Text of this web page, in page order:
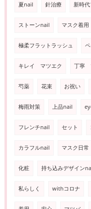
夏nail 針治療 新時
ストーンnail マスク着用
極柔フラットラッシュ
キレイ マツエク 丁寧
芍薬 花束 お祝い
梅雨対策 上品nail
フレンチnail セット
カラフルnail マスク日常
化粧 持ち込みデザイン
私らしく withコロナ